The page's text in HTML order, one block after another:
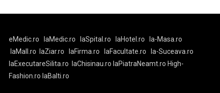
eMedic.ro laMedic.ro laSpital.ro laHotel.ro
la-Masa.ro
laMall.ro
laZiar.ro laFirma.ro laFacultate.ro
la-Suceava.ro
laExecutareSilita.ro
laChisinau.ro laPiatraNeamt.ro High-
Fashion.ro laBalti.ro